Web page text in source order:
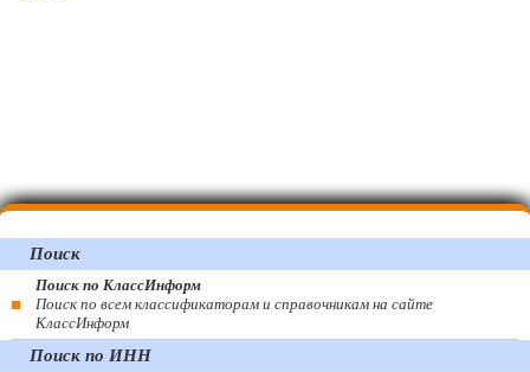
Поиск
Поиск по КлассИнформ
Поиск по всем классификаторам и справочникам на сайте
КлассИнформ
Поиск по ИНН